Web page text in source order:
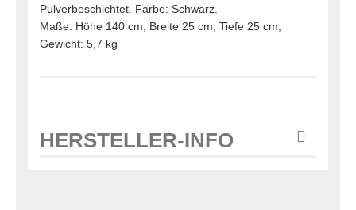
Pulverbeschichtet. Farbe: Schwarz.
Maße: Höhe 140 cm, Breite 25 cm, Tiefe 25 cm,
Gewicht: 5,7 kg
HERSTELLER-INFO